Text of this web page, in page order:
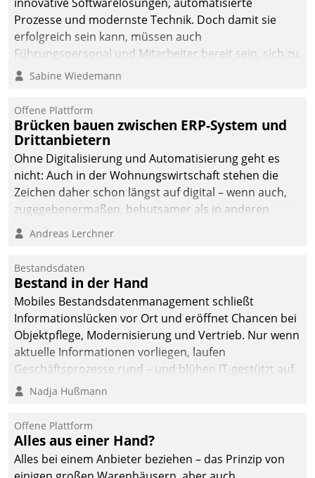
die Bereitschaft, sich zu überprüfen, zu hinterfragen
und zu verändern.
Prozesse und modernste Technik. Doch damit sie
erfolgreich sein kann, müssen auch
Führungspersonal und Mitarbeiter bereit sein, sich zu
verändern und anzupassen, sonst werden sie an ihr
Sabine Wiedemann
Offene Plattform
Brücken bauen zwischen ERP-System und
Drittanbietern
Ohne Digitalisierung und Automatisierung geht es
nicht: Auch in der Wohnungswirtschaft stehen die
Zeichen daher schon längst auf digital – wenn auch,
zugegebenermaßen, behutsamer als in anderen
Branchen.
Andreas Lerchner
Bestandsdaten
Bestand in der Hand
Mobiles Bestandsdatenmanagement schließt
Informationslücken vor Ort und eröffnet Chancen bei
Objektpflege, Modernisierung und Vertrieb. Nur wenn
aktuelle Informationen vorliegen, laufen
Geschäftsprozesse rund – und blühen IT-gestützt auf.
Nadja Hußmann
Offene Plattform
Alles aus einer Hand?
Alles bei einem Anbieter beziehen – das Prinzip von